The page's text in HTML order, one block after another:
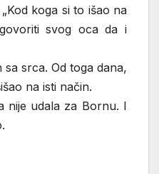
koga si to išao na
svog oca da i
sa srca. Od toga dana,
na isti način.
nije udala za Bornu. I